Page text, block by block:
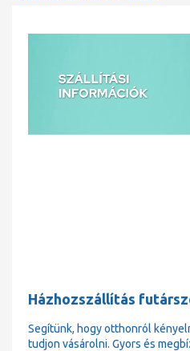
Házhozszállítás
Segítünk, hogy otthonról
tudjon vásárolni. Gyors és